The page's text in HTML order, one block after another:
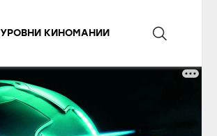
УРОВНИ КИНОМАНИИ